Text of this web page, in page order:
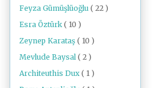
Feyza Gümüşlüoğlu ( 22 )
Esra Öztürk ( 10 )
Zeynep Karataş ( 10 )
Mevlude Baysal ( 2 )
Architeuthis Dux ( 1 )